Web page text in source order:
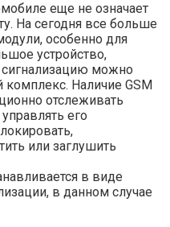
еще не означает
На сегодня все больше
особенно для
устройство,
можно
Наличие GSM
отслеживать
его
или заглушить
в виде
в данном случае